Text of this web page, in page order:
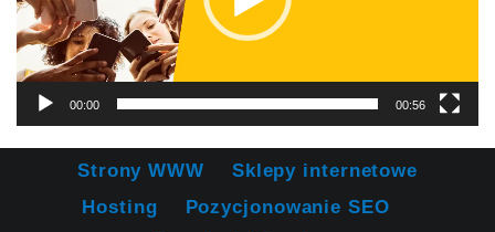
00:00 00:56
Strony WWW
Sklepy internetowe
Hosting
Pozycjonowanie SEO